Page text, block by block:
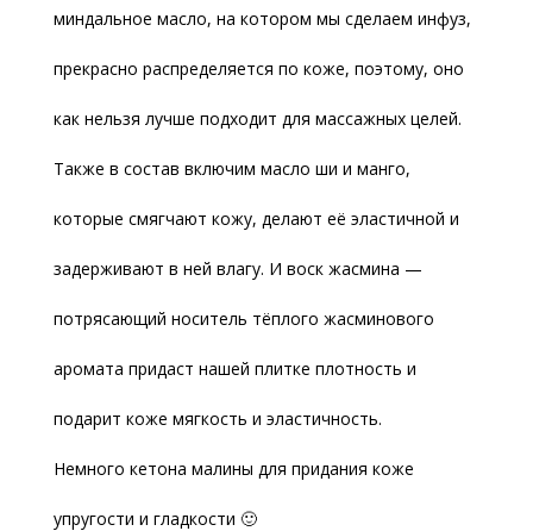
миндальное масло, на котором мы сделаем инфуз,
прекрасно распределяется по коже, поэтому, оно
как нельзя лучше подходит для массажных целей.
Также в состав включим масло ши и манго,
которые смягчают кожу, делают её эластичной и
задерживают в ней влагу. И воск жасмина —
потрясающий носитель тёплого жасминового
аромата придаст нашей плитке плотность и
подарит коже мягкость и эластичность.
Немного кетона малины для придания коже
упругости и гладкости 🙂